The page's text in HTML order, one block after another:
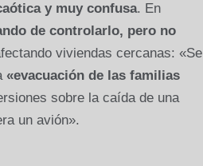
y muy confusa. En
de controlarlo, pero no
viviendas cercanas: «Se
«evacuación de las familias
sobre la caída de una
un avión».